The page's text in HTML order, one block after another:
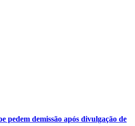
pedem demissão após divulgação de